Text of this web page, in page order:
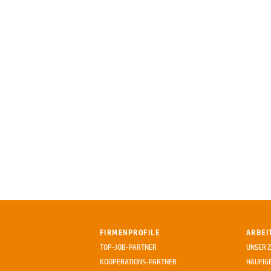
FIRMENPROFILE
TOP-JOB-PARTNER
KOOPERATIONS-PARTNER
UNSER